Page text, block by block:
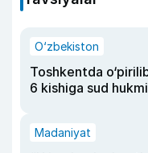
O‘zbekiston
Toshkentda
6 kishiga sud
Madaniyat